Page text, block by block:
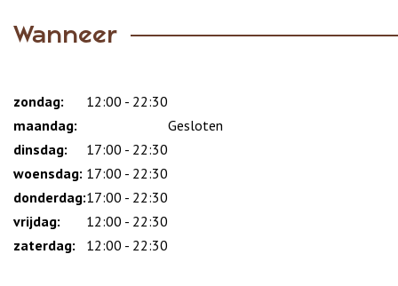
Wanneer
Dag
Time
slot
Reactie
zondag:
12:00 - 22:30
maandag:
Gesloten
dinsdag:
17:00 - 22:30
woensdag: 17:00 - 22:30
donderdag:17:00 - 22:30
vrijdag:
12:00 - 22:30
zaterdag:
12:00 - 22:30